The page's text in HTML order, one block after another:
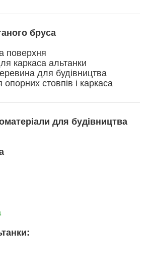
бруса
поверхня
каркаса альтанки
для будівництва
опорних стовпів і каркаса
для будівництва